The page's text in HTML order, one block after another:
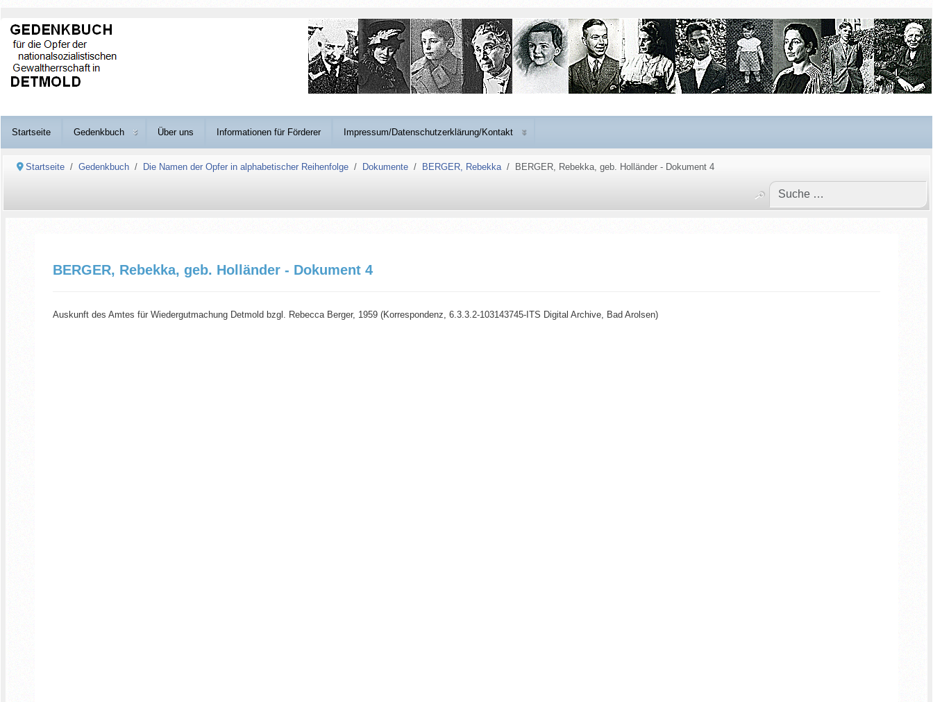
Startseite Gedenkbuch Über uns Informationen für Förderer Impressum/Datenschutzerklärung/Kontakt
Startseite Gedenkbuch Die Namen der Opfer in alphabetischer Reihenfolge Dokumente BERGER, Rebekka BERGER, Rebekka, geb. Holländer - Dokument 4
BERGER, Rebekka, geb. Holländer - Dokument 4
Auskunft des Amtes für Wiedergutmachung Detmold bzgl. Rebecca Berger, 1959 (Korrespondenz, 6.3.3.2-103143745-ITS Digital Archive, Bad Arolsen)